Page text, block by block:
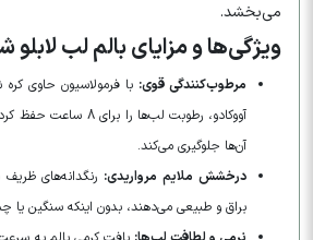
می‌بخشد.
ویژگی‌ها و مزایای بالم لب لابلو
مرطوب‌کنندگی قوی:
آووکادو، رطوبت لب‌ها
آن‌ها جلوگیری می‌کند.
درخشش ملایم مرواریدی: رنگدانه‌های
براق و طبیعی می‌دهند، بدون اینکه سنگین یا